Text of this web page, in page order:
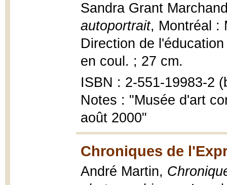
Sandra Grant
autoportrait, Montréal :
Direction de
en coul. ; 27 cm.
ISBN : 2-551-19983-2
Notes : "Musée d'art
août 2000"
Chroniques de
André Martin,